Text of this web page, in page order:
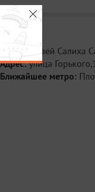
Место:
Музей Салиха
Адрес:улица
Ближайшее метро: